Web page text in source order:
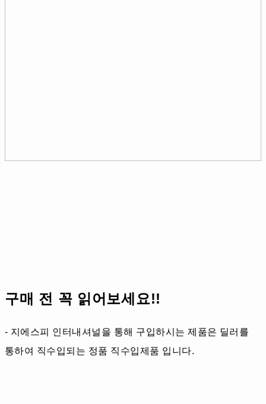
구매 전 꼭 읽어보세요!!
- 지에스피 인터내셔널을 통해 구입하시는 제품은 딜러를
통하여 직수입되는 정품 직수입제품 입니다.